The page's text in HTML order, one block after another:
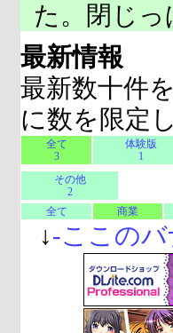
た。閉じ
最新情報
最新数十件
に数を限定
全て
3
体験版
1
その他
2
全て
商業
↓-ここの